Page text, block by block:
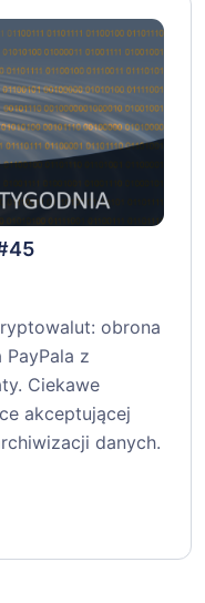
obrona
z
Ciekawe
akceptującej
danych.